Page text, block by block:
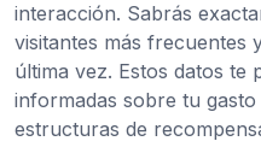
interacción. Sabrás
visitantes más frecuentes
última vez. Estos datos te
informadas sobre tu
estructuras de